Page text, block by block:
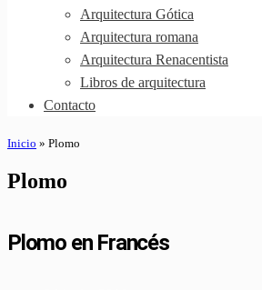
Arquitectura Gótica
Arquitectura romana
Arquitectura Renacentista
Libros de arquitectura
Contacto
Inicio » Plomo
Plomo
Plomo en Francés